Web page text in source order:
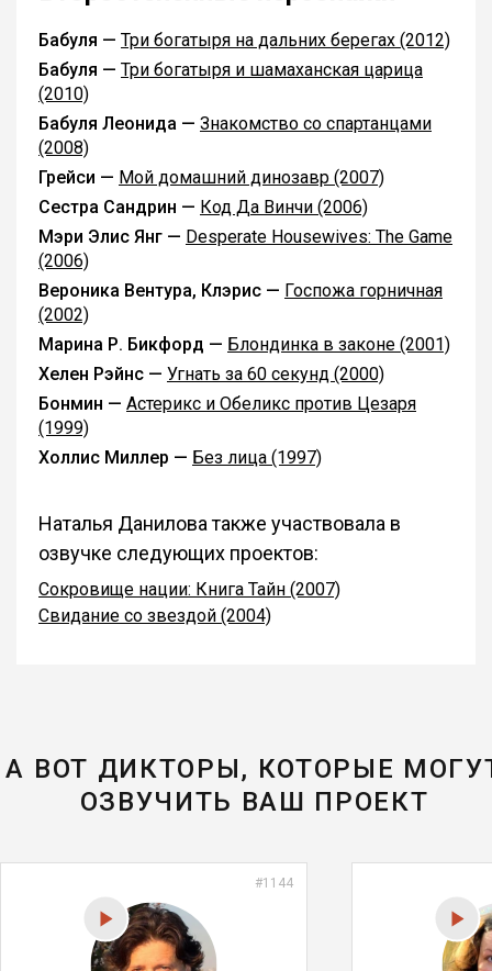
Бабуля — Три богатыря на дальних берегах (2012)
Бабуля — Три богатыря и шамаханская царица
(2010)
Бабуля Леонида — Знакомство со спартанцами
(2008)
Грейси — Мой домашний динозавр (2007)
Сестра Сандрин — Код Да Винчи (2006)
Мэри Элис Янг — Desperate Housewives: The Game
(2006)
Вероника Вентура, Клэрис — Госпожа горничная
(2002)
Марина Р. Бикфорд — Блондинка в законе (2001)
Хелен Рэйнс — Угнать за 60 секунд (2000)
Бонмин — Астерикс и Обеликс против Цезаря
(1999)
Холлис Миллер — Без лица (1997)
Наталья Данилова также участвовала в
озвучке следующих проектов:
Сокровище нации: Книга Тайн (2007)
Свидание со звездой (2004)
А ВОТ ДИКТОРЫ, КОТОРЫЕ
ОЗВУЧИТЬ ВАШ ПРОЕКТ
#1144